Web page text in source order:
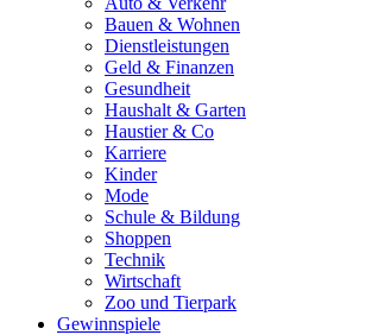
Bauen & Wohnen
Dienstleistungen
Geld & Finanzen
Gesundheit
Haushalt & Garten
Haustier & Co
Karriere
Kinder
Mode
Schule & Bildung
Shoppen
Technik
Wirtschaft
Zoo und Tierpark
Gewinnspiele